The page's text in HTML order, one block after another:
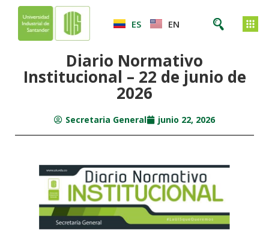
ES EN
Diario Normativo
Institucional – 22 de junio de
2026
Secretaria General junio 22, 2026